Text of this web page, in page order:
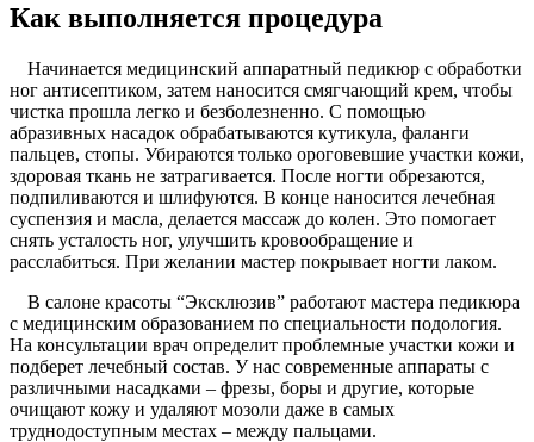
Как выполняется процедура
Начинается медицинский аппаратный педикюр с обработки
ног антисептиком, затем наносится смягчающий крем, чтобы
чистка прошла легко и безболезненно. С помощью
абразивных насадок обрабатываются кутикула, фаланги
пальцев, стопы. Убираются только ороговевшие участки кожи,
здоровая ткань не затрагивается. После ногти обрезаются,
подпиливаются и шлифуются. В конце наносится лечебная
суспензия и масла, делается массаж до колен. Это помогает
снять усталость ног, улучшить кровообращение и
расслабиться. При желании мастер покрывает ногти лаком.
В салоне красоты “Эксклюзив” работают мастера педикюра
с медицинским образованием по специальности подология.
На консультации врач определит проблемные участки кожи и
подберет лечебный состав. У нас современные аппараты с
различными насадками – фрезы, боры и другие, которые
очищают кожу и удаляют мозоли даже в самых
труднодоступным местах – между пальцами.